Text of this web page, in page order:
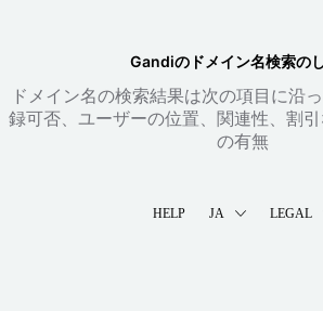
Gandiのドメイン名検索の
ドメイン名の検索結果は次の項目に沿
録可否、ユーザーの位置、関連性、割
の有無
HELP JA LEGAL